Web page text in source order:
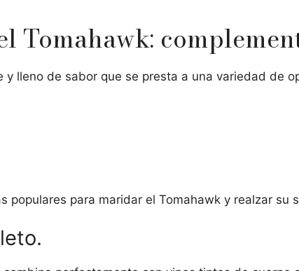
Tomahawk:
lleno de sabor que se presta a una variedad de
populares para maridar el Tomahawk y realzar su